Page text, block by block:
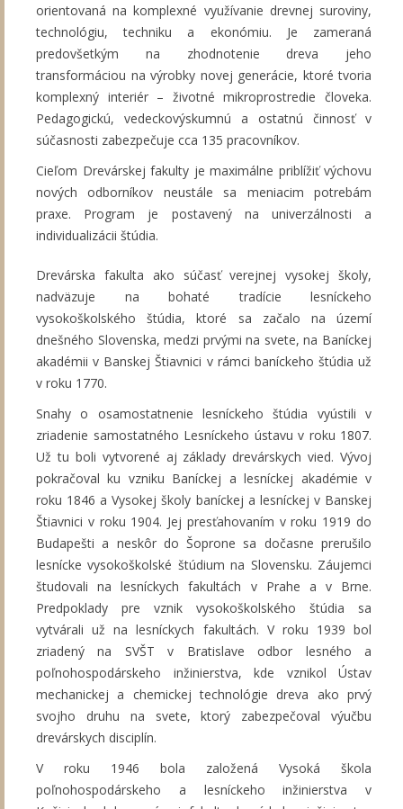
orientovaná na komplexné využívanie drevnej suroviny,
technológiu, techniku a ekonómiu. Je zameraná
predovšetkým na zhodnotenie dreva jeho
transformáciou na výrobky novej generácie, ktoré tvoria
komplexný interiér – životné mikroprostredie človeka.
Pedagogickú, vedeckovýskumnú a ostatnú činnosť v
súčasnosti zabezpečuje cca 135 pracovníkov.
Cieľom Drevárskej fakulty je maximálne priblížiť výchovu
nových odborníkov neustále sa meniacim potrebám
praxe. Program je postavený na univerzálnosti a
individualizácii štúdia.
Drevárska fakulta ako súčasť verejnej vysokej školy,
nadväzuje na bohaté tradície lesníckeho
vysokoškolského štúdia, ktoré sa začalo na území
dnešného Slovenska, medzi prvými na svete, na Baníckej
akadémii v Banskej Štiavnici v rámci baníckeho štúdia už
v roku 1770.
Snahy o osamostatnenie lesníckeho štúdia vyústili v
zriadenie samostatného Lesníckeho ústavu v roku 1807.
Už tu boli vytvorené aj základy drevárskych vied. Vývoj
pokračoval ku vzniku Baníckej a lesníckej akadémie v
roku 1846 a Vysokej školy baníckej a lesníckej v Banskej
Štiavnici v roku 1904. Jej presťahovaním v roku 1919 do
Budapešti a neskôr do Šoprone sa dočasne prerušilo
lesnícke vysokoškolské štúdium na Slovensku. Záujemci
študovali na lesníckych fakultách v Prahe a v Brne.
Predpoklady pre vznik vysokoškolského štúdia sa
vytvárali už na lesníckych fakultách. V roku 1939 bol
zriadený na SVŠT v Bratislave odbor lesného a
poľnohospodárskeho inžinierstva, kde vznikol Ústav
mechanickej a chemickej technológie dreva ako prvý
svojho druhu na svete, ktorý zabezpečoval výučbu
drevárskych disciplín.
V roku 1946 bola založená Vysoká škola
poľnohospodárskeho a lesníckeho inžinierstva v